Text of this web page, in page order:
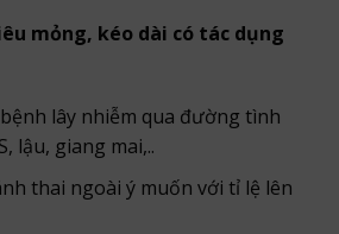
mỏng, kéo dài có tác dụng
lây nhiễm qua đường tình
lậu, giang mai,..
thai ngoài ý muốn với tỉ lệ lên